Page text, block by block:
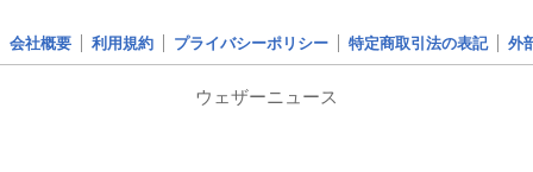
会社概要 利用規約 プライバシーポリシー 特定商取引法の表記 外
ウェザーニュース